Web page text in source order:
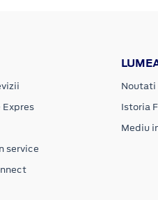
Expres
service
Noutati
Istoria
Mediu